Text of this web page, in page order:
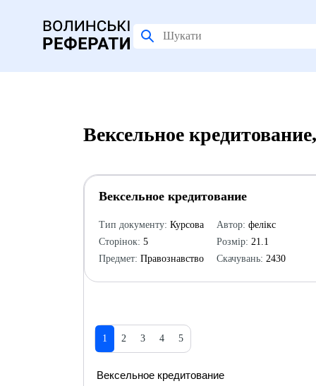
Вексельное
Вексельное кредитование
Тип документу: Курсова
Сторінок: 5
Предмет: Правознавство
Автор: фелікс
Розмір: 21.1
Скачувань: 2430
1 2 3 4 5
Вексельное кредитование